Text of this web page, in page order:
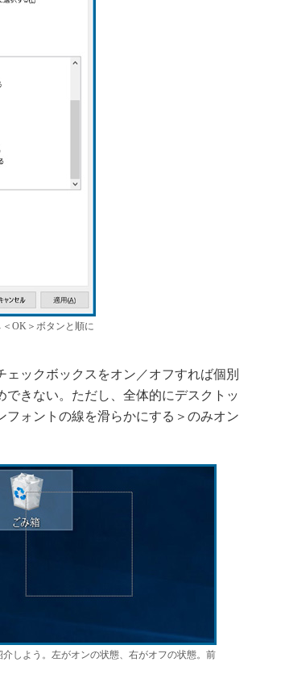
OK＞ボタンと順に
ックボックスをオン／オフすれば個別
きない。ただし、全体的にデスクトッ
ォントの線を滑らかにする＞のみオン
しよう。左がオンの状態、右がオフの状態。前